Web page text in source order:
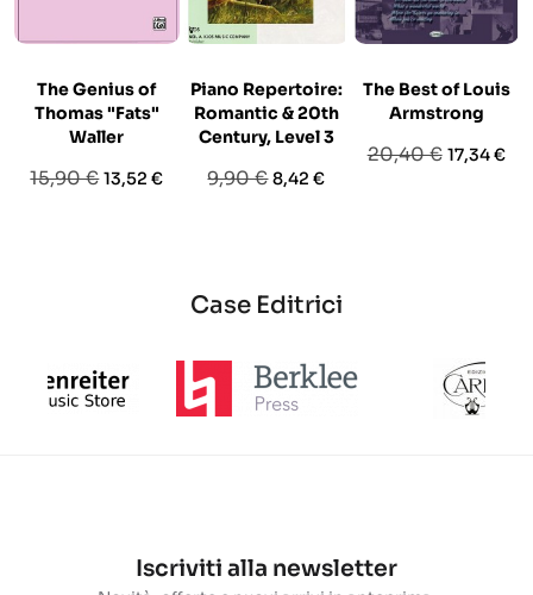
The Genius of
Thomas "Fats"
Waller
Prezzo
15,90 €Prezzo
13,52 €
Piano Repertoire:
Romantic & 20th
Century, Level 3
Prezzo
9,90 €Prezzo
8,42 €
The Best of Louis
Armstrong
Prezzo
20,40 € Prezzo
17,34 €
Case Editrici
Iscriviti alla newsletter